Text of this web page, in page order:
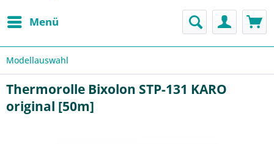
Menü
Modellauswahl
Thermorolle Bixolon STP-131 KARO
original [50m]